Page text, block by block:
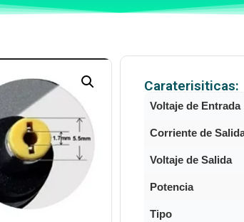
Caraterisiticas:
Voltaje de Entrada
Corriente de
Voltaje de Salida
Potencia
Tipo